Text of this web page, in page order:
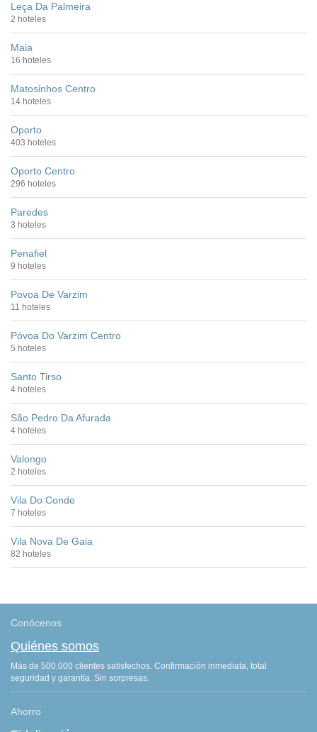
Leça Da Palmeira
2 hoteles
Maia
16 hoteles
Matosinhos Centro
14 hoteles
Oporto
403 hoteles
Oporto Centro
296 hoteles
Paredes
3 hoteles
Penafiel
9 hoteles
Povoa De Varzim
11 hoteles
Póvoa Do Varzim Centro
5 hoteles
Santo Tirso
4 hoteles
São Pedro Da Afurada
4 hoteles
Valongo
2 hoteles
Vila Do Conde
7 hoteles
Vila Nova De Gaia
82 hoteles
Conócenos
Quiénes somos
Más de 500.000 clientes satisfechos. Confirmación inmediata, total
seguridad y garantía. Sin sorpresas.
Ahorro